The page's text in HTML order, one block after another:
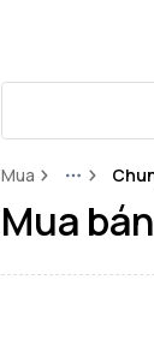
Mua More
Mua